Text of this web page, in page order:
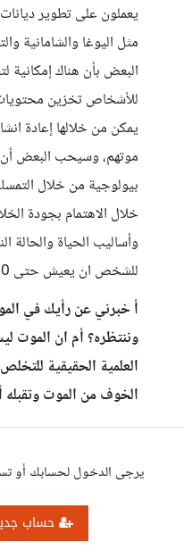
يعملون على تطوير
مثل اليوغا والشامانية
البعض بأن هناك إمكانية
للأشخاص تخزين
يمكن من خلالها إعادة
موتهم، وسيحب البعض أن
بيولوجية من خلال
خلال الاهتمام بجودة
وأساليب الحياة والحالة
للشخص ان يعيش حتى 150 عاما ويموت بحالة شباب.
أ خبرني عن رأيك في
وننتظره؟ أم ان الموت
العلمية الحقيقية
الخوف من الموت وتقبله
يرجى الدخول لحسابك أو
حساب